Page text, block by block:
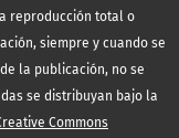
reproducción total o
siempre y cuando se
la publicación, no se
se distribuyan bajo la
Commons